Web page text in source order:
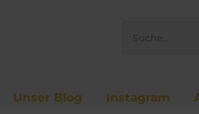
Unser Blog Insta­gram